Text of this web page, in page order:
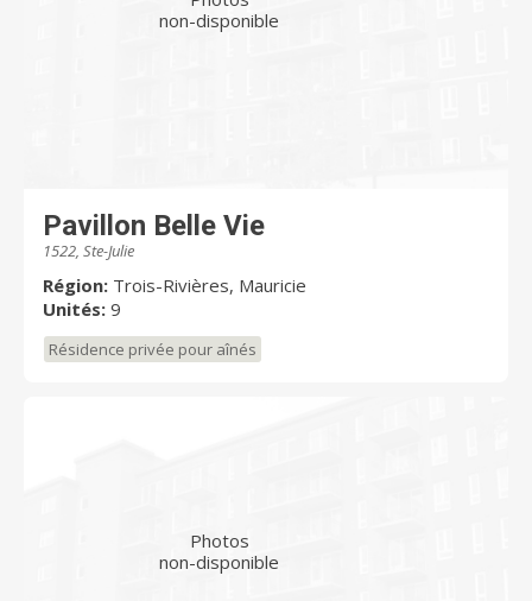
non-disponible
Pavillon Belle Vie
1522, Ste-Julie
Région: Trois-Rivières, Mauricie
Unités: 9
Résidence privée pour aînés
Photos
non-disponible